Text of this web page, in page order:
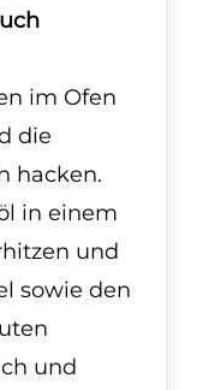
im Ofen
die
hacken.
in einem
und
sowie den
und